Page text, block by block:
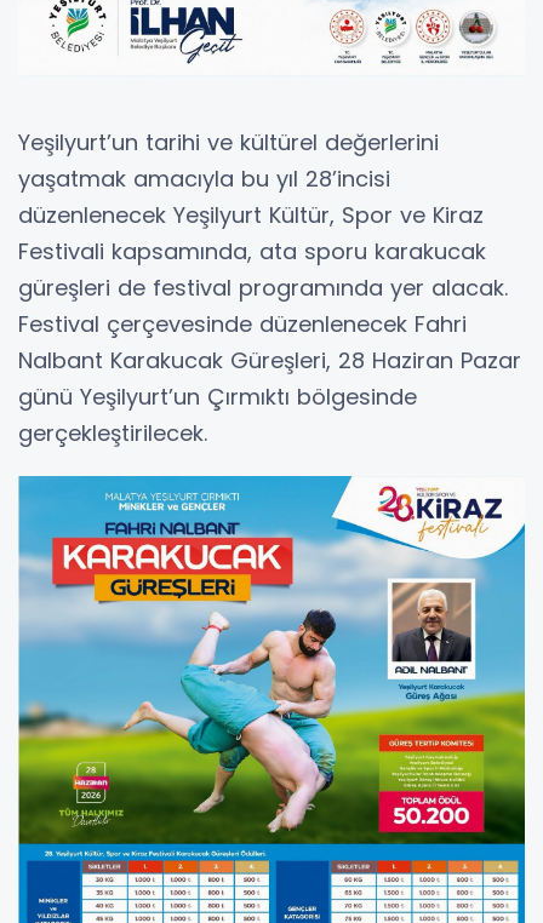
Yeşilyurt’un tarihi ve kültürel değerlerini
yaşatmak amacıyla bu yıl 28’incisi
düzenlenecek Yeşilyurt Kültür, Spor ve Kiraz
Festivali kapsamında, ata sporu karakucak
güreşleri de festival programında yer alacak.
Festival çerçevesinde düzenlenecek Fahri
Nalbant Karakucak Güreşleri, 28 Haziran Pazar
günü Yeşilyurt’un Çırmıktı bölgesinde
gerçekleştirilecek.